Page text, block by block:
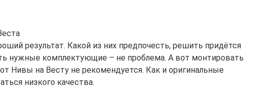
результат. Какой из них предпочесть, решить придётся
нужные комплектующие – не проблема. А вот монтировать
Нивы на Весту не рекомендуется. Как и оригинальные
низкого качества.